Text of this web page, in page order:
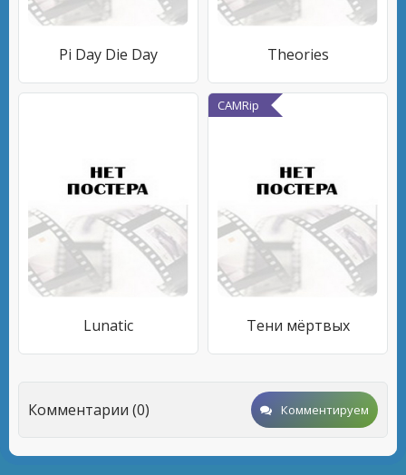
Pi Day Die Day Theories
Lunatic
CAMRip
Тени мёртвых
Комментарии (0) Комментируем